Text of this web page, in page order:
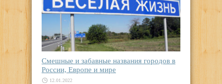
Смешные и забавные названия городов в
России, Европе и мире
12.01.2022